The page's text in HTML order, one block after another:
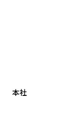
本社